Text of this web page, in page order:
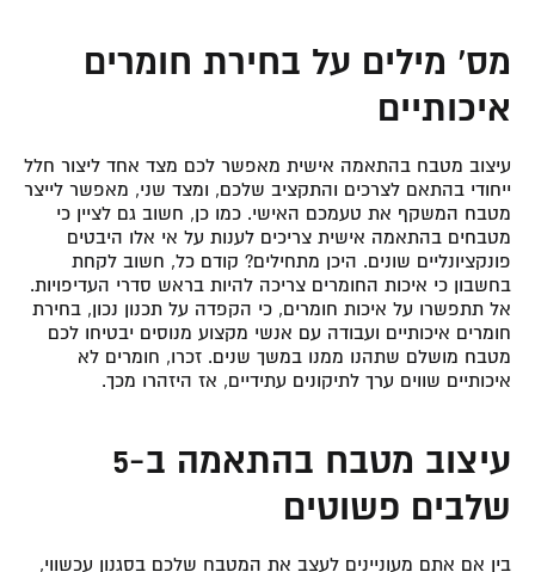
מס’ מילים על בחירת חומרים
איכותיים
עיצוב מטבח בהתאמה אישית מאפשר לכם מצד אחד ליצור חלל
ייחודי בהתאם לצרכים והתקציב שלכם, ומצד שני, מאפשר לייצר
מטבח המשקף את טעמכם האישי. כמו כן, חשוב גם לציין כי
מטבחים בהתאמה אישית צריכים לענות על אי אלו היבטים
פונקציונליים שונים. היכן מתחילים? קודם כל, חשוב לקחת
בחשבון כי איכות החומרים צריכה להיות בראש סדרי העדיפויות.
אל תתפשרו על איכות חומרים, כי הקפדה על תכנון נכון, בחירת
חומרים איכותיים ועבודה עם אנשי מקצוע מנוסים יבטיחו לכם
מטבח מושלם שתהנו ממנו במשך שנים. זכרו, חומרים לא
איכותיים שווים ערך לתיקונים עתידיים, אז היזהרו מכך.
עיצוב מטבח בהתאמה ב-5
שלבים פשוטים
בין אם אתם מעוניינים לעצב את המטבח שלכם בסגנון עכשווי,